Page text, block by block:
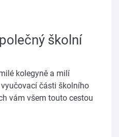
školní
kolegyně a milí
části školního
vám všem touto cestou